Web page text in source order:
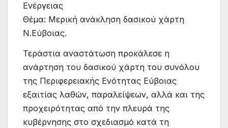
Ενέργειας
Θέμα: Μερική ανάκληση δασικού χάρτη
Ν.Εύβοιας.
Τεράστια αναστάτωση προκάλεσε η
ανάρτηση του δασικού χάρτη του συνόλου
της Περιφερειακής Ενότητας Εύβοιας
εξαιτίας λαθών, παραλείψεων, αλλά και της
προχειρότητας από την πλευρά της
κυβέρνησης στο σχεδιασμό κατά τη